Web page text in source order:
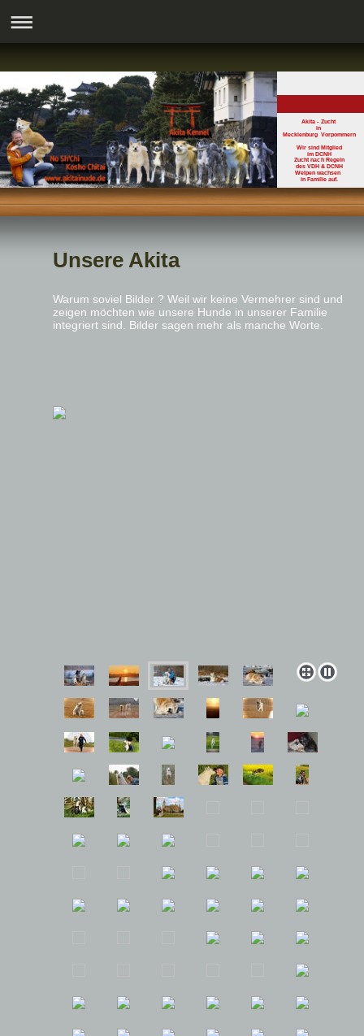
Akita - Zucht
in
Mecklenburg Vorpommern
Wir sind Mitglied
im DCNH
Zucht nach Regeln
des VDH & DCNH
Welpen wachsen
in Familie auf.
Unsere Akita
Warum soviel Bilder ? Weil wir keine Vermehrer sind und
zeigen möchten wie unsere Hunde in unserer Familie
integriert sind. Bilder sagen mehr als manche Worte.